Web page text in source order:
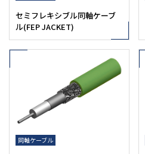
セミフレキシブル同軸ケーブ
ル(FEP JACKET)
同軸ケーブル